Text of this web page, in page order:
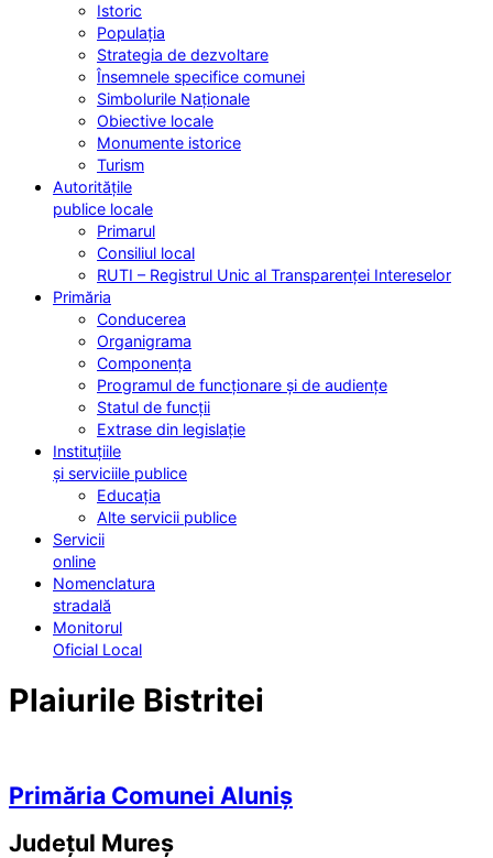
Istoric
Populația
Strategia de dezvoltare
Însemnele specifice comunei
Simbolurile Naționale
Obiective locale
Monumente istorice
Turism
Autoritățile
publice locale
Primarul
Consiliul local
RUTI – Registrul Unic al Transparenței Intereselor
Primăria
Conducerea
Organigrama
Componența
Programul de funcționare și de audiențe
Statul de funcții
Extrase din legislație
Instituțiile
și serviciile publice
Educația
Alte servicii publice
Servicii
online
Nomenclatura
stradală
Monitorul
Oficial Local
Plaiurile Bistritei
Primăria Comunei Aluniș
Județul Mureș